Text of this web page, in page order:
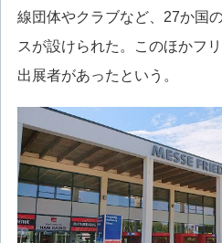
線団体やクラブなど、27か国
スが設けられた。このほかフ
出展者があったという。